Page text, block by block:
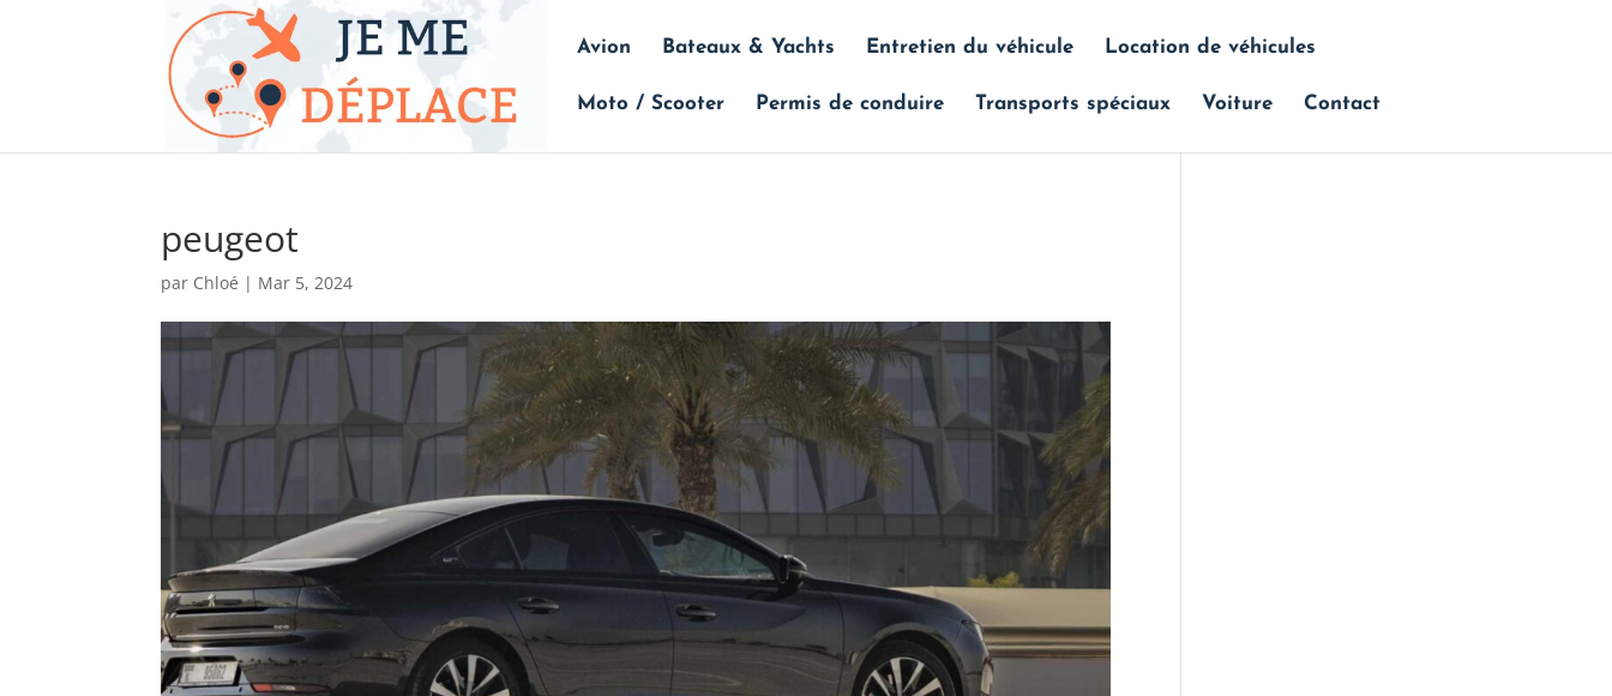
Avion Bateaux & Yachts Entretien du véhicule Location de véhicules
Moto / Scooter Permis de conduire Transports spéciaux Voiture Contact
peugeot
par Chloé | Mar 5, 2024